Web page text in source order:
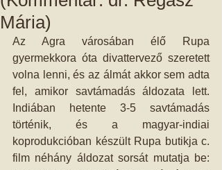
Mária)
Az Agra városában élő Rupa
gyermekkora óta divattervező szeretett
volna lenni, és az álmát akkor sem adta
fel, amikor savtámadás áldozata lett.
Indiában hetente 3-5 savtámadás
történik, és a magyar-indiai
koprodukcióban készült Rupa butikja c.
film néhány áldozat sorsát mutatja be: